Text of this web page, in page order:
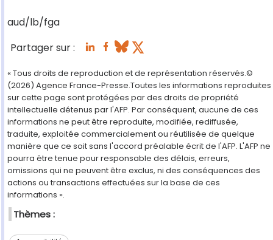
aud/lb/fga
Partager sur :
« Tous droits de reproduction et de représentation réservés.©
(2026) Agence France-Presse.Toutes les informations reproduites
sur cette page sont protégées par des droits de propriété
intellectuelle détenus par l'AFP. Par conséquent, aucune de ces
informations ne peut être reproduite, modifiée, rediffusée,
traduite, exploitée commercialement ou réutilisée de quelque
manière que ce soit sans l'accord préalable écrit de l'AFP. L'AFP ne
pourra être tenue pour responsable des délais, erreurs,
omissions qui ne peuvent être exclus, ni des conséquences des
actions ou transactions effectuées sur la base de ces
informations ».
Thèmes :